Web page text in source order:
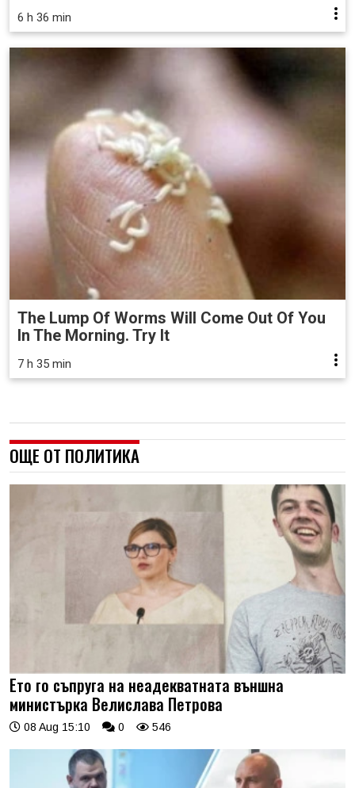
6 h 36 min
The Lump Of Worms Will Come Out Of You
In The Morning. Try It
7 h 35 min
ОЩЕ ОТ ПОЛИТИКА
Ето го съпруга на неадекватната външна
министърка Велислава Петрова
08 Aug 15:10 0 546